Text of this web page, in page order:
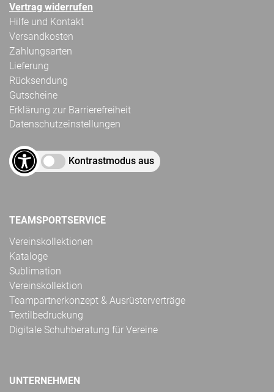
Vertrag widerrufen
Hilfe und Kontakt
Versandkosten
Zahlungsarten
Lieferung
Rücksendung
Gutscheine
Erklärung zur Barrierefreiheit
Datenschutzeinstellungen
Kontrastmodus aus
TEAMSPORTSERVICE
Vereinskollektionen
Kataloge
Sublimation
Vereinskollektion
Teampartnerkonzept & Ausrüsterverträge
Textilbedruckung
Digitale Schuhberatung für Vereine
UNTERNEHMEN